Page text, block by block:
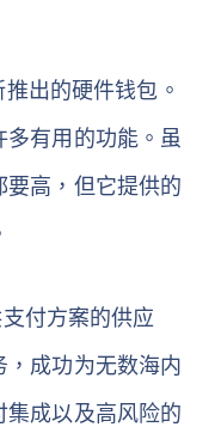
出的硬件钱包。
有用的功能。虽
高，但它提供的
付方案的供应
，成功为无数海内
成以及高风险的